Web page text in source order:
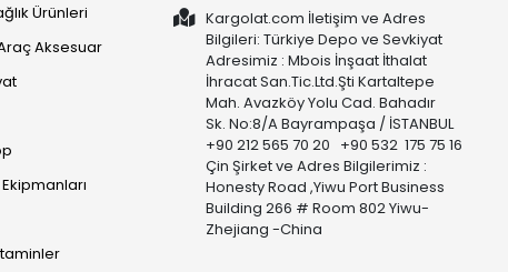
Ürünleri
Aksesuar
Kargolat.com İletişim ve Adres
Bilgileri: Türkiye Depo ve Sevkiyat
Adresimiz : Mbois İnşaat İthalat
İhracat San.Tic.Ltd.Şti Kartaltepe
Mah. Avazköy Yolu Cad. Bahadır
Sk. No:8/A Bayrampaşa / İSTANBUL
+90 212 565 70 20 +90 532 175 75 16
Çin Şirket ve Adres Bilgilerimiz :
Honesty Road ,Yiwu Port Business
Building 266 # Room 802 Yiwu-
Zhejiang -China